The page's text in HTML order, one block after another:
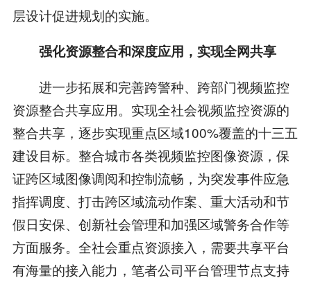
层设计促进规划的实施。
强化资源整合和深度应用，实现全网共享
进一步拓展和完善跨警种、跨部门视频监控
资源整合共享应用。实现全社会视频监控资源的
整合共享，逐步实现重点区域100%覆盖的十三五
建设目标。整合城市各类视频监控图像资源，保
证跨区域图像调阅和控制流畅，为突发事件应急
指挥调度、打击跨区域流动作案、重大活动和节
假日安保、创新社会管理和加强区域警务合作等
方面服务。全社会重点资源接入，需要共享平台
有海量的接入能力，笔者公司平台管理节点支持